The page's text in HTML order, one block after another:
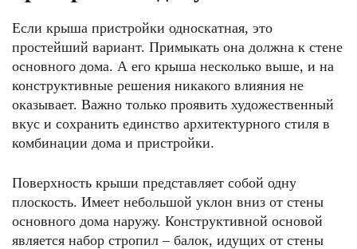
Если крыша пристройки односкатная, это
простейший вариант. Примыкать она должна к стене
основного дома. А его крыша несколько выше, и на
конструктивные решения никакого влияния не
оказывает. Важно только проявить художественный
вкус и сохранить единство архитектурного стиля в
комбинации дома и пристройки.
Поверхность крыши представляет собой одну
плоскость. Имеет небольшой уклон вниз от стены
основного дома наружу. Конструктивной основой
является набор стропил – балок, идущих от стены